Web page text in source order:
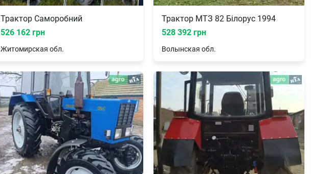
Трактор Саморобний
526 162 грн
Житомирская обл.
Трактор МТЗ 82 Білорус 1994
528 392 грн
Волынская обл.